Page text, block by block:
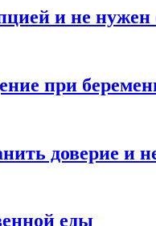
и не
при
доверие и
еды